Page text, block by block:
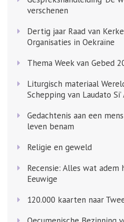
verschenen
Dertig jaar Raad van
Organisaties in Oekraïne
Thema Week van Gebed
Liturgisch materiaal
Schepping van Laudato
Gedachtenis aan een
leven benam
Religie en geweld
Recensie: Alles wat
Eeuwige
120.000 kaarten naar